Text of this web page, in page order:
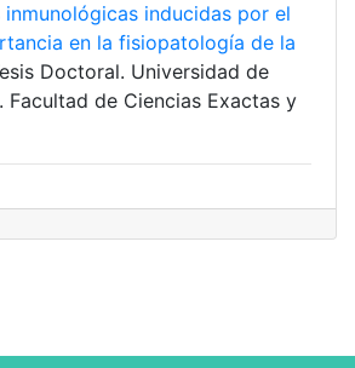
inmunológicas inducidas por el
en la fisiopatología de la
Doctoral. Universidad de
Facultad de Ciencias Exactas y